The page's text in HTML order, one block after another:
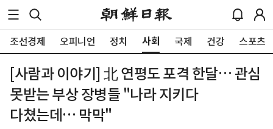
조선경제 오피니언 정치 사회 국제 건강 스포츠
[사람과 이야기] 北 연평도 포격 한달… 관심
못받는 부상 장병들 "나라 지키다
다쳤는데… 막막"